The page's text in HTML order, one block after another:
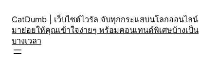
content
CatDumb | เว็บไซต์ไวรัล จับทุกกระแสบนโลกออนไลน์
มาย่อยให้คุณเข้าใจง่ายๆ พร้อมคอนเทนต์พิเศษบ้างเป็น
บางเวลา